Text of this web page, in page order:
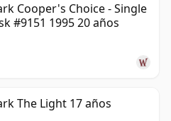
Cooper's Choice - Single
#9151 1995 20 años
The Light 17 años